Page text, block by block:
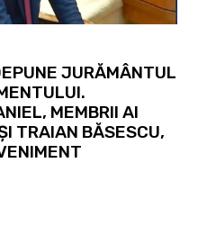
JURĂMÂNTUL
MEMBRII AI
TRAIAN BĂSESCU,